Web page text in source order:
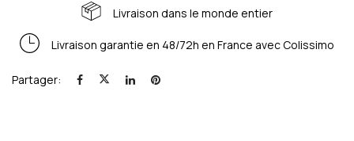
Livraison dans le monde entier
Livraison garantie en 48/72h en France avec Colissimo
Partager: